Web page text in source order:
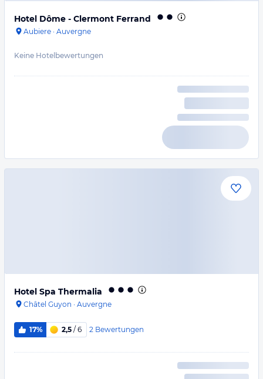
Hotel Dôme - Clermont Ferrand
Aubiere · Auvergne
Keine Hotelbewertungen
Hotel Spa Thermalia
Châtel Guyon · Auvergne
17% 2,5 / 6 2 Bewertungen